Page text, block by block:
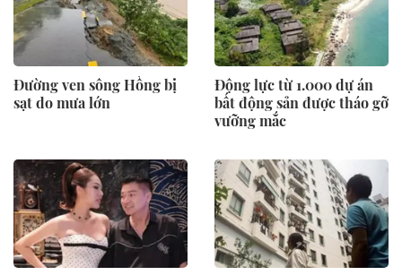
Đường ven sông Hồng bị
sạt do mưa lớn
Động lực từ 1.000 dự án
bất động sản được tháo gỡ
vưỡng mắc